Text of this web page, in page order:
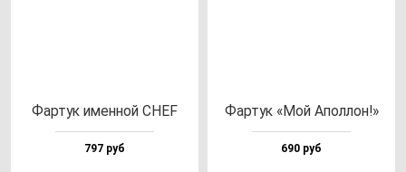
Фар­тук имен­ной CHEF
797 руб
Фар­тук «Мой Апол­лон!»
690 руб